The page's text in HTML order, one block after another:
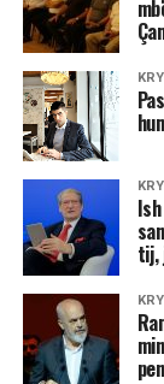
tij,